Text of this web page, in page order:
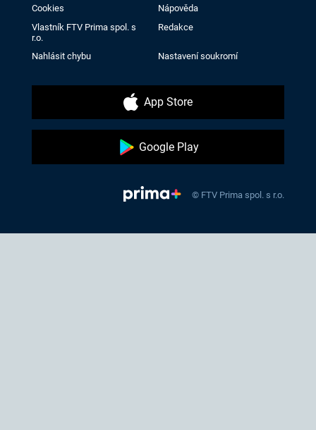
Cookies
Nápověda
Vlastník FTV Prima spol. s
r.o.
Redakce
Nahlásit chybu Nastavení soukromí
App Store
Google Play
© FTV Prima spol. s r.o.